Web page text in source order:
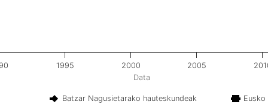
Data
Batzar Nagusietarako hauteskundeak
1995 2000 2005